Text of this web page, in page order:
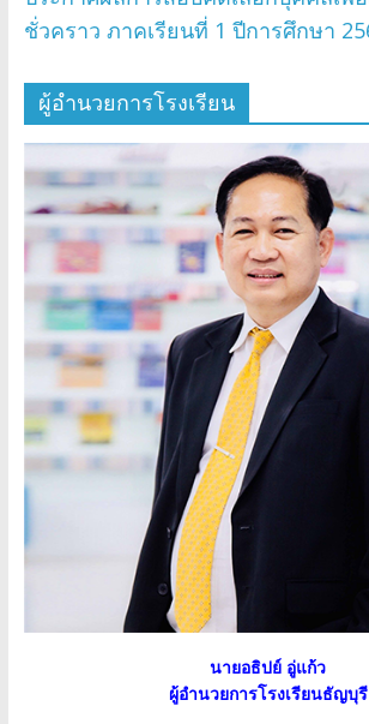
ชั่วคราว ภาคเรียนที่ 1 ปีการศึกษา
ผู้อำนวยการโรงเรียน
นายอธิปย์ อู่แก้ว
ผู้อำนวยการโรงเรียนธัญบุรี